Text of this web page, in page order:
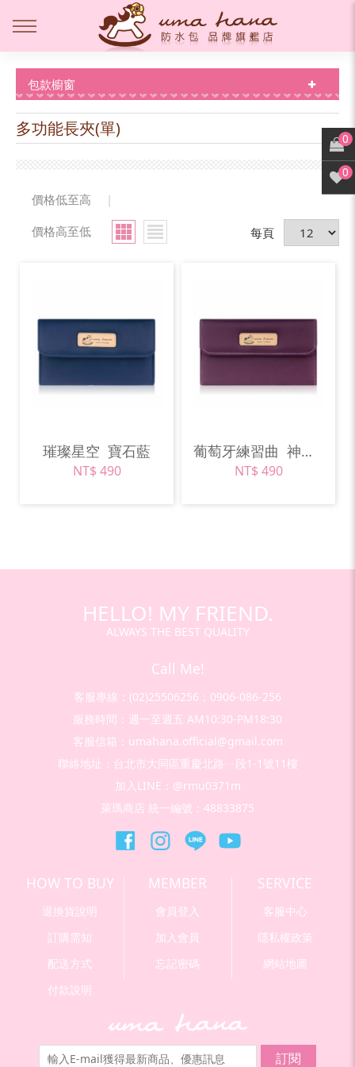
包款櫥窗
多功能長夾(單)
價格低至高
|
價格高至低
每頁
璀璨星空 寶石藍
NT$ 490
葡萄牙練習曲 神秘紫
NT$ 490
HELLO! MY FRIEND.
ALWAYS THE BEST QUALITY
Call Me!
客服專線：(02)25506256；0906-086-256
服務時間：週一至週五 AM10:30-PM18:30
客服信箱：umahana.official@gmail.com
聯絡地址：台北市大同區重慶北路ㄧ段1-1號11樓
加入LINE：@rmu0371m
萊瑪商店 統一編號：48833875
HOW TO BUY
退換貨說明
訂購需知
配送方式
付款說明
MEMBER
會員登入
加入會員
忘記密碼
SERVICE
客服中心
隱私權政策
網站地圖
訂閱
0
0